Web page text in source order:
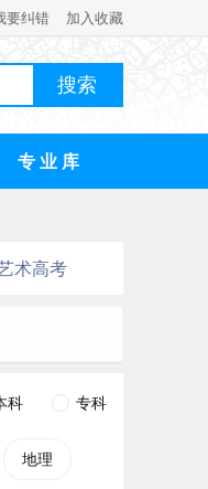
要纠错 加入收藏
专 业 库
术高考
科 专科
地理